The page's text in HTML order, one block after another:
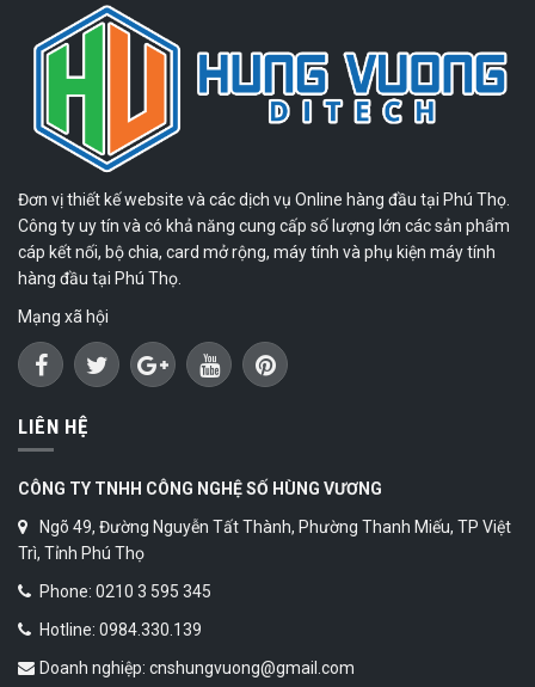
Đơn vị thiết kế website và các dịch vụ Online hàng đầu tại Phú Thọ.
Công ty uy tín và có khả năng cung cấp số lượng lớn các sản phẩm
cáp kết nối, bộ chia, card mở rộng, máy tính và phụ kiện máy tính
hàng đầu tại Phú Thọ.
Mạng xã hội
LIÊN HỆ
CÔNG TY TNHH CÔNG NGHỆ SỐ HÙNG VƯƠNG
Ngõ 49, Đường Nguyễn Tất Thành, Phường Thanh Miếu, TP Việt
Trì, Tỉnh Phú Thọ
Phone: 0210 3 595 345
Hotline: 0984.330.139
Doanh nghiệp: cnshungvuong@gmail.com